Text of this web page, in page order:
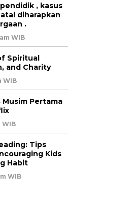
, kasus
diharapkan
.
WIB
Spiritual
and Charity
WIB
Pertama
WIB
Tips
Kids
Habit
WIB